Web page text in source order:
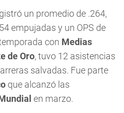
un promedio de .264,
empujadas y un OPS de
con Medias
de Oro, tuvo 12 asistencias
salvadas. Fue parte
que alcanzó las
en marzo.